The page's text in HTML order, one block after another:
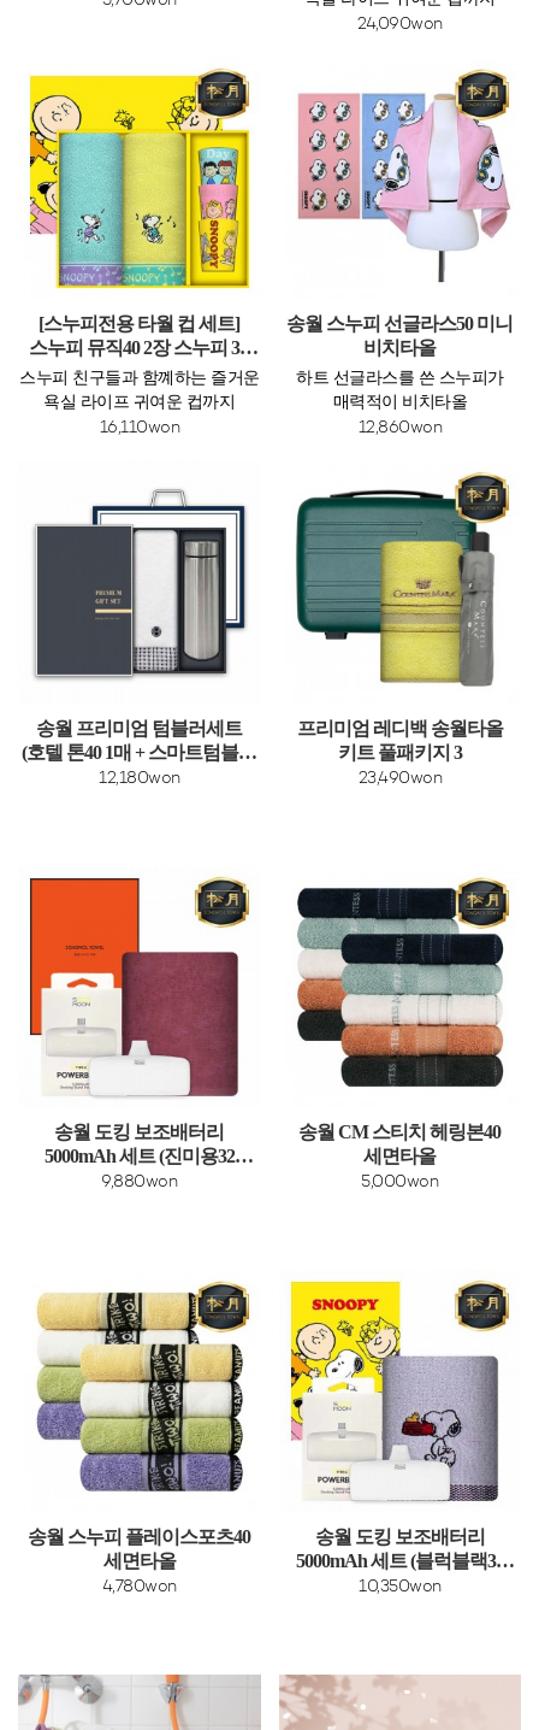
24,090won
[스누피전용 타월 컵 세트]
스누피 뮤직40 2장 스누피 3P
컵 세트
스누피 친구들과 함꼐하는 즐거운
욕실 라이프 귀여운 컵까지
16,110won
송월 스누피 선글라스50 미니
비치타올
하트 선글라스를 쓴 스누피가
매력적이 비치타올
12,860won
송월 프리미엄 텀블러세트
(호텔 톤40 1매 + 스마트텀블러
500ml 1개)
12,180won
프리미엄 레디백 송월타올
키트 풀패키지 3
23,490won
송월 도킹 보조배터리
5000mAh 세트 (진미용32
다용도 타올 1매 +
9,880won
송월 CM 스티치 헤링본40
세면타올
5,000won
송월 스누피 플레이스포츠40
세면타올
4,780won
송월 도킹 보조배터리
5000mAh 세트 (블럭블랙34
타올 1매 + 도킹보조배터리
10,350won